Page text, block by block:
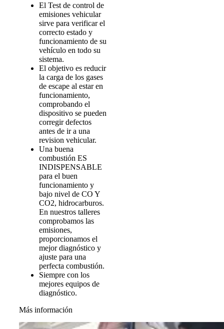
El Test de control de
emisiones vehicular
sirve para verificar el
correcto estado y
funcionamiento de su
vehículo en todo su
sistema.
El objetivo es reducir
la carga de los gases
de escape al estar en
funcionamiento,
comprobando el
dispositivo se pueden
corregir defectos
antes de ir a una
revision vehicular.
Una buena
combustión ES
INDISPENSABLE
para el buen
funcionamiento y
bajo nivel de CO Y
CO2, hidrocarburos.
En nuestros talleres
comprobamos las
emisiones,
proporcionamos el
mejor diagnóstico y
ajuste para una
perfecta combustión.
Siempre con los
mejores equipos de
diagnóstico.
Más información